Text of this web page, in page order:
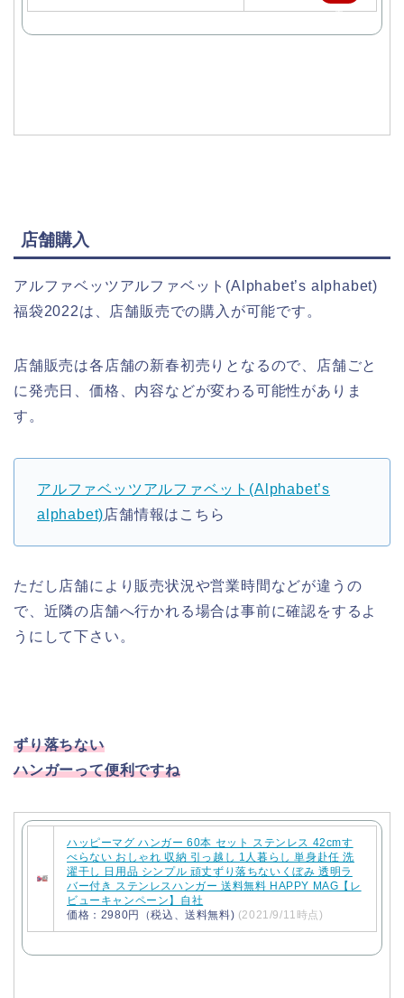
天
店舗購入
アルファベッツアルファベット(Alphabet’s alphabet)
福袋2022は、店舗販売での購入が可能です。
店舗販売は各店舗の新春初売りとなるので、店舗ごと
に発売日、価格、内容などが変わる可能性がありま
す。
アルファベッツアルファベット(Alphabet’s
alphabet)店舗情報はこちら
ただし店舗により販売状況や営業時間などが違うの
で、近隣の店舗へ行かれる場合は事前に確認をするよ
うにして下さい。
ずり落ちない
ハンガーって便利ですね
ハッピーマグ ハンガー 60本 セット ステンレス 42cmす
べらない おしゃれ 収納 引っ越し 1人暮らし 単身赴任 洗
濯干し 日用品 シンプル 頑丈ずり落ちないくぼみ 透明ラ
バー付き ステンレスハンガー 送料無料 HAPPY MAG【レ
ビューキャンペーン】自社
価格：2980円（税込、送料無料) (2021/9/11時点)